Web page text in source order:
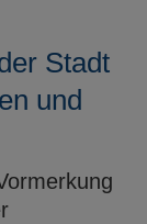
Stadt
und